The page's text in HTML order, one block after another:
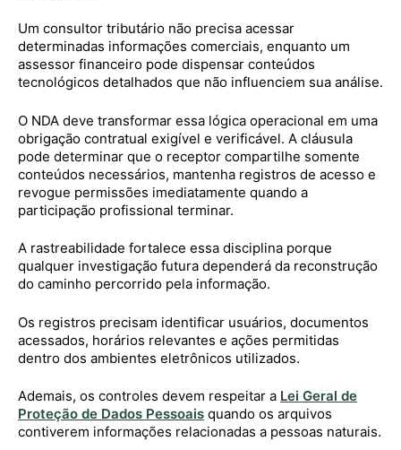
Um consultor tributário não precisa acessar
determinadas informações comerciais, enquanto um
assessor financeiro pode dispensar conteúdos
tecnológicos detalhados que não influenciem sua análise.
O NDA deve transformar essa lógica operacional em uma
obrigação contratual exigível e verificável. A cláusula
pode determinar que o receptor compartilhe somente
conteúdos necessários, mantenha registros de acesso e
revogue permissões imediatamente quando a
participação profissional terminar.
A rastreabilidade fortalece essa disciplina porque
qualquer investigação futura dependerá da reconstrução
do caminho percorrido pela informação.
Os registros precisam identificar usuários, documentos
acessados, horários relevantes e ações permitidas
dentro dos ambientes eletrônicos utilizados.
Ademais, os controles devem respeitar a Lei Geral de
Proteção de Dados Pessoais quando os arquivos
contiverem informações relacionadas a pessoas naturais.